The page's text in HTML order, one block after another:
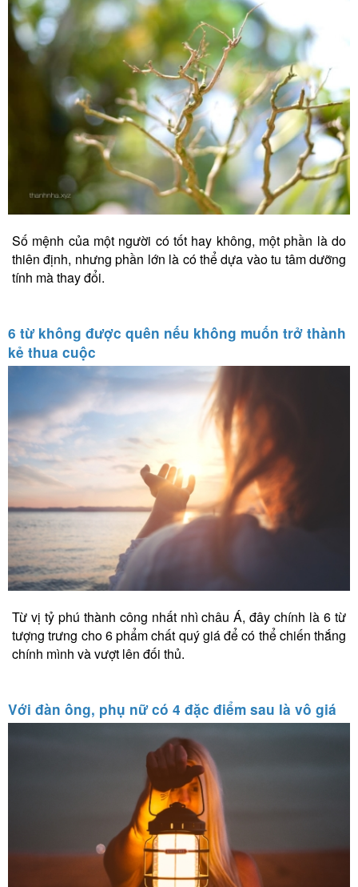
Số mệnh của một người có tốt hay không, một phần là do
thiên định, nhưng phần lớn là có thể dựa vào tu tâm dưỡng
tính mà thay đổi.
6 từ không được quên nếu không muốn trở thành
kẻ thua cuộc
Từ vị tỷ phú thành công nhất nhì châu Á, đây chính là 6 từ
tượng trưng cho 6 phẩm chất quý giá để có thể chiến thắng
chính mình và vượt lên đối thủ.
Với đàn ông, phụ nữ có 4 đặc điểm sau là vô giá